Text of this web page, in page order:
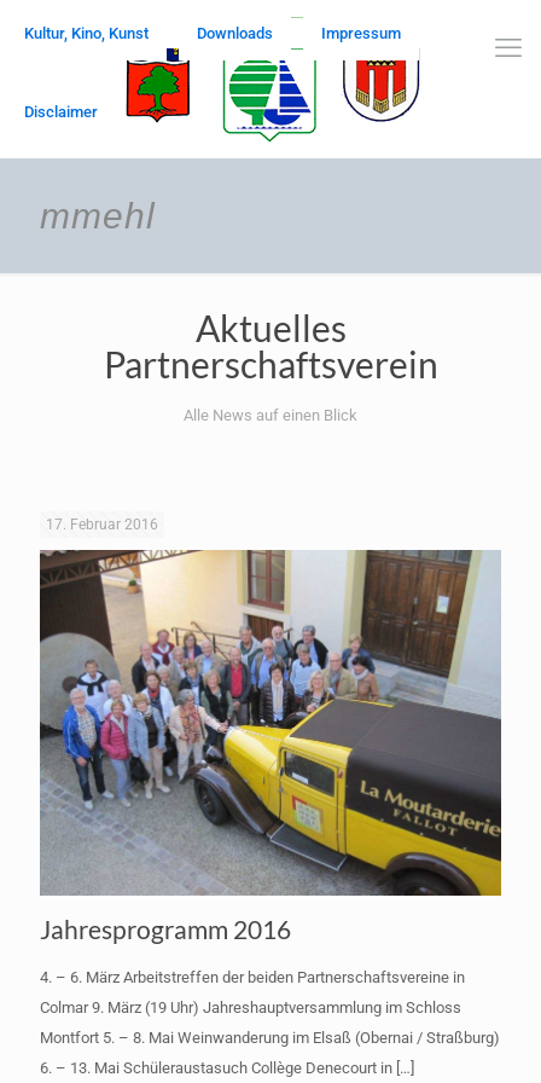
Kultur, Kino, Kunst Downloads Impressum
Disclaimer
mmehl
Aktuelles
Partnerschaftsverein
Alle News auf einen Blick
17. Februar 2016
Jahresprogramm 2016
4. – 6. März Arbeitstreffen der beiden Partnerschaftsvereine in
Colmar 9. März (19 Uhr) Jahreshauptversammlung im Schloss
Montfort 5. – 8. Mai Weinwanderung im Elsaß (Obernai / Straßburg)
6. – 13. Mai Schüleraustasuch Collège Denecourt in […]